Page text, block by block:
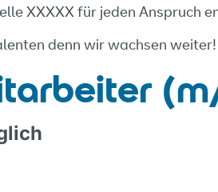
XXXXX für jeden Anspruch
denn wir wachsen